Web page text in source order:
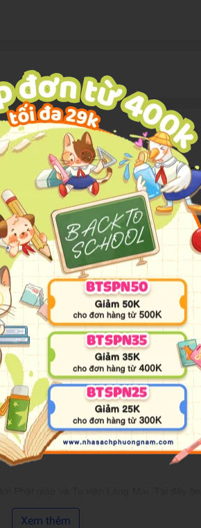
và nhìn sâu có thể trở thành một công
việc tu tập tỉnh thức sẽ đưa bạn đến
thế nào và tại sao như vậy, từ đó
và sâu sắc của Romhardt đã cho
tiếp cận hết sức ý nghĩa và giàu lòng
chủ trì khóa ẩn tu, nhà huấn luyện
thức gia nhập Pháp hệ và nhận đèn
Xem thêm